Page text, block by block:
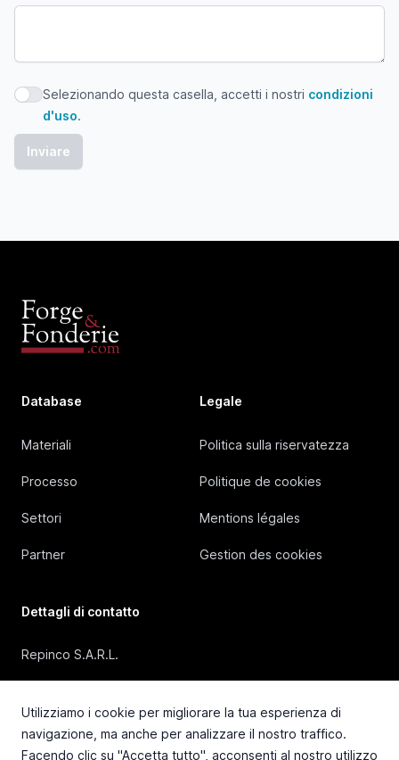
Utilizziamo i cookie per migliorare la tua esperienza di
navigazione, ma anche per analizzare il nostro traffico.
Facendo clic su "Accetta tutto", acconsenti al nostro utilizzo
Selezionando questa casella, accetti i nostri condizioni
Selezionando questa casella, accetti i nostri condizioni
d'uso.
Database
Materiali
Processo
Settori
Partner
Legale
Politica sulla riservatezza
Politique de cookies
Mentions légales
Gestion des cookies
Dettagli di contatto
Repinco S.A.R.L.
+33 4 72 36 87 87